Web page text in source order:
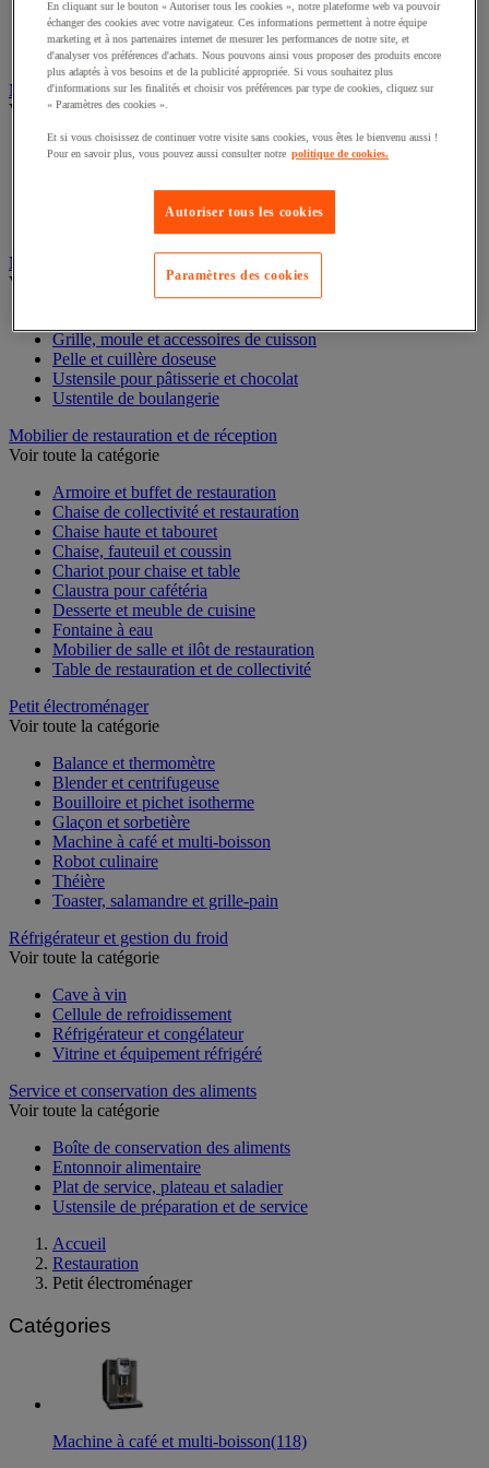
Plancha
Raclette et fondue
Rôtisserie et grill
Machine pour restauration événementielle
Voir toute la catégorie
Appareil à hot-dog
Matériel de boulangerie et pâtisserie
Voir toute la catégorie
Grille, moule et accessoires de cuisson
Pelle et cuillère doseuse
Ustensile pour pâtisserie et chocolat
Ustentile de boulangerie
Mobilier de restauration et de réception
Voir toute la catégorie
Armoire et buffet de restauration
Chaise de collectivité et restauration
Chaise haute et tabouret
Chaise, fauteuil et coussin
Chariot pour chaise et table
Claustra pour cafétéria
Desserte et meuble de cuisine
Fontaine à eau
Mobilier de salle et ilôt de restauration
Table de restauration et de collectivité
Petit électroménager
Voir toute la catégorie
Balance et thermomètre
Blender et centrifugeuse
Bouilloire et pichet isotherme
Glaçon et sorbetière
Machine à café et multi-boisson
Robot culinaire
Théière
Toaster, salamandre et grille-pain
Réfrigérateur et gestion du froid
Voir toute la catégorie
Cave à vin
Cellule de refroidissement
Réfrigérateur et congélateur
Vitrine et équipement réfrigéré
Service et conservation des aliments
Voir toute la catégorie
Boîte de conservation des aliments
Entonnoir alimentaire
Plat de service, plateau et saladier
Ustensile de préparation et de service
Accueil
Restauration
Petit électroménager
Catégories
Machine à café et multi-boisson(118)
En cliquant sur le bouton « Autoriser tous les cookies », notre plateforme web va pouvoir
échanger des cookies avec votre navigateur. Ces informations permettent à notre équipe
marketing et à nos partenaires internet de mesurer les performances de notre site, et
d'analyser vos préférences d'achats. Nous pouvons ainsi vous proposer des produits encore
plus adaptés à vos besoins et de la publicité appropriée. Si vous souhaitez plus
d'informations sur les finalités et choisir vos préférences par type de cookies, cliquez sur
« Paramètres des cookies ».
Et si vous choisissez de continuer votre visite sans cookies, vous êtes le bienvenu aussi !
Pour en savoir plus, vous pouvez aussi consulter notre politique de cookies.
Autoriser tous les cookies
Paramètres des cookies